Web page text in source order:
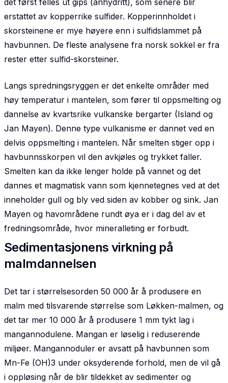
det først felles ut gips (anhydritt), som senere blir
erstattet av kopperrike sulfider. Kopperinnholdet i
skorsteinene er mye høyere enn i sulfidslammet på
havbunnen. De fleste analysene fra norsk sokkel er fra
rester etter sulfid-skorsteiner.
Langs spredningsryggen er det enkelte områder med
høy temperatur i mantelen, som fører til oppsmelting og
dannelse av kvartsrike vulkanske bergarter (Island og
Jan Mayen). Denne type vulkanisme er dannet ved en
delvis oppsmelting i mantelen. Når smelten stiger opp i
havbunnsskorpen vil den avkjøles og trykket faller.
Smelten kan da ikke lenger holde på vannet og det
dannes et magmatisk vann som kjennetegnes ved at det
inneholder gull og bly ved siden av kobber og sink. Jan
Mayen og havområdene rundt øya er i dag del av et
fredningsområde, hvor mineralleting er forbudt.
Sedimentasjonens virkning på
malmdannelsen
Det tar i størrelsesorden 50 000 år å produsere en
malm med tilsvarende størrelse som Løkken-malmen, og
det tar mer 10 000 år å produsere 1 mm tykt lag i
mangannodulene. Mangan er løselig i reduserende
miljøer. Mangannoduler er avsatt på havbunnen som
Mn-Fe (OH)3 under oksyderende forhold, men de vil gå
i oppløsing når de blir tildekket av sedimenter og